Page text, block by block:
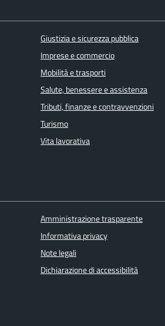
Giustizia e sicurezza pubblica
Imprese e commercio
Mobilità e trasporti
Salute, benessere e assistenza
Tributi, finanze e contravvenzioni
Turismo
Vita lavorativa
Amministrazione trasparente
Informativa privacy
Note legali
Dichiarazione di accessibilità